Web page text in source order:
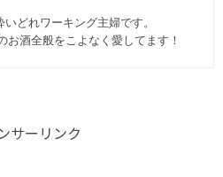
どれワーキング主婦です。
お酒全般をこよなく愛してます︎！
サーリンク